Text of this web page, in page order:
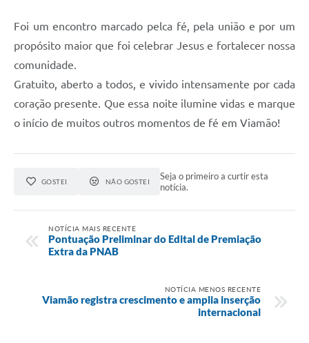
Foi um encontro marcado pelca fé, pela união e por um
propósito maior que foi celebrar Jesus e fortalecer nossa
comunidade.
Gratuito, aberto a todos, e vivido intensamente por cada
coração presente. Que essa noite ilumine vidas e marque
o início de muitos outros momentos de fé em Viamão!
GOSTEI NÃO GOSTEI
Seja o primeiro a curtir esta
notícia.
NOTÍCIA MAIS RECENTE
Pontuação Preliminar do Edital de Premiação
Extra da PNAB
NOTÍCIA MENOS RECENTE
Viamão registra crescimento e amplia inserção
internacional